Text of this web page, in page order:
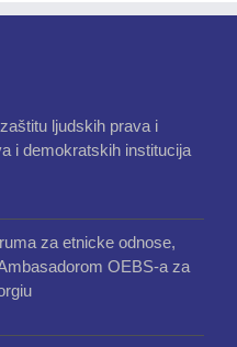
ljudskih prava i
i demokratskih institucija
za etnicke odnose,
OEBS-a za